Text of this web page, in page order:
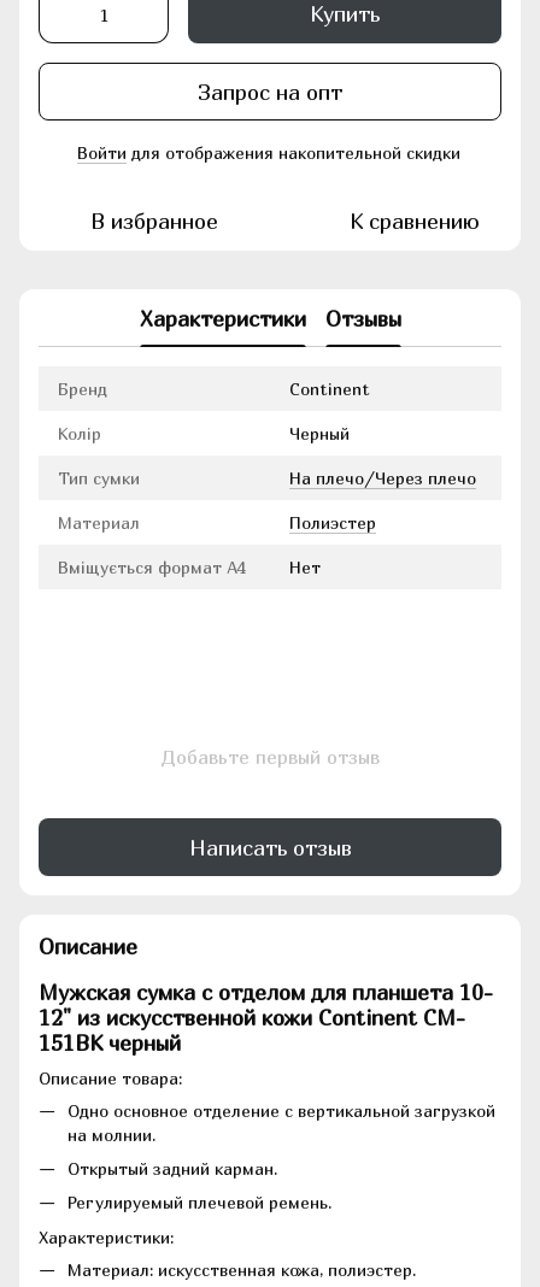
Купить
Запрос на опт
Войти для отображения накопительной скидки
В избранное К сравнению
Характеристики Отзывы
Бренд Continent
Колір Черный
Тип сумки На плечо/Через плечо
Материал Полиэстер
Вміщується формат А4 Нет
Добавьте первый отзыв
Написать отзыв
Описание
Мужская сумка с отделом для планшета 10-
12" из искусственной кожи Continent CM-
151BK черный
Описание товара:
Одно основное отделение с вертикальной загрузкой
на молнии.
Открытый задний карман.
Регулируемый плечевой ремень.
Характеристики:
Материал: искусственная кожа, полиэстер.